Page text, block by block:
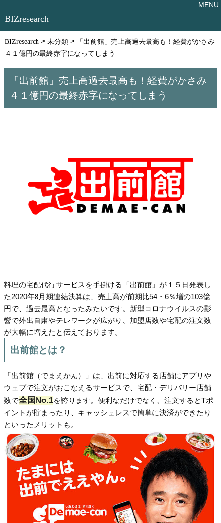
BIZresearch
BIZresearch > 未分類 >
「出前館」売上高過去最高も！経費がかさみ
４１億円の最終赤字になってしまう
「出前館」売上高過去最高も！経費がかさみ
４１億円の最終赤字になってしまう
料理の宅配代行サービスを手掛ける「出前館」が１５日発表し
た2020年8月期連結決算は、売上高が前期比54・6％増の103億
円で、過去最高となったみたいです。新型コロナウイルスの影
響で外出自粛やテレワークが広がり、加盟店数や宅配の注文数
が大幅に増えたと伝えております。
出前館とは？
「出前館（でまえかん）」は、出前に対応する店舗にアプリや
ウェブで注文がおこなえるサービスで、宅配・デリバリー店舗
数で全国No.1を誇ります。便利なだけでなく、注文するとTポ
イントが貯まったり、キャッシュレスで簡単に決済ができたり
といったメリットも。